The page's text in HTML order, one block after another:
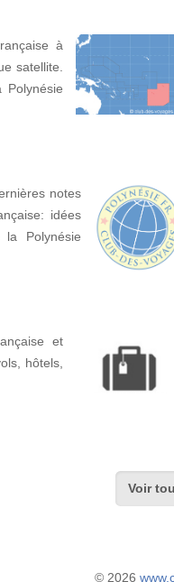
à
satellite.
notes
idées
Polynésie
et
hôtels,
Voir
© 2026